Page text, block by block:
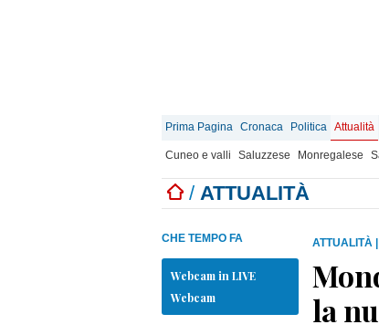
Prima Pagina Cronaca Politica Attualità
Cuneo e valli Saluzzese Monregalese
/ ATTUALITÀ
CHE TEMPO FA
Webcam in LIVE
Webcam
ATTUALITÀ
la